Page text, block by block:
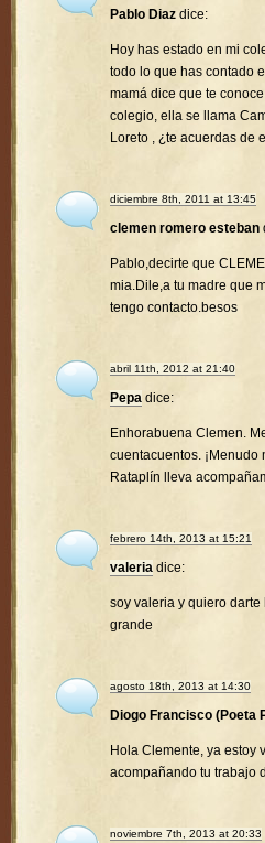
Pablo Diaz dice:
Hoy has estado en mi
todo lo que has contado
mamá dice que te
colegio, ella se llama
Loreto , ¿te acuerdas de
diciembre 8th, 2011 at 13:45
clemen romero esteban
Pablo,decirte que
mia.Dile,a tu madre que
tengo contacto.besos
abril 11th, 2012 at 21:40
Pepa dice:
Enhorabuena Clemen.
cuentacuentos.
Rataplín lleva
febrero 14th, 2013 at 15:21
valeria dice:
soy valeria y quiero
grande
agosto 18th, 2013 at 14:30
Diogo Francisco (Poeta
Hola Clemente, ya estoy
acompañando tu trabajo
noviembre 7th, 2013 at 20:33